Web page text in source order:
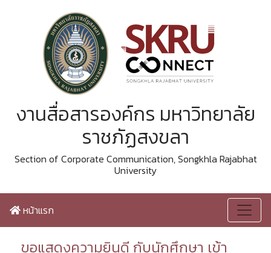
งานสื่อสารองค์กร มหาวิทยาลัย
ราชภัฏสงขลา
Section of Corporate Communication, Songkhla Rajabhat
University
หน้าแรก
ขอแสดงความยินดี กับนักศึกษา เข้า